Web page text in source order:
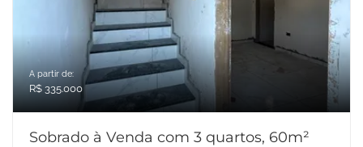
A partir de:
R$ 335.000
Sobrado à Venda com 3 quartos, 60m²